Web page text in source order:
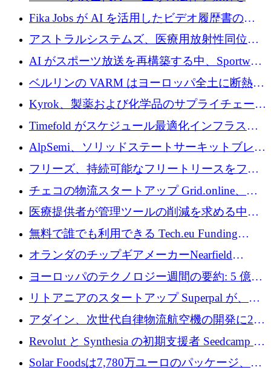
化するために 1,300 万ユーロを調達
Fika Jobs が AI を活用したビデオ履歴書のた
めに 400 万ドルを調達
アストラルシステムズ、医療用放射性同位元
素の世界的な不足に対処するために2,300万ポ
ンドを調達
AI がスポーツ放送を再構築する中、Sportway
が 2,000 万ユーロを調達
ベルリンの VARM はヨーロッパ全土に断熱材
を拡張するために 1,750 万ユーロを投資
Kyrok、製薬および化学品のサプライチェーン
に AI を導入するために 310 万ユーロを確保
Timefold がスケジュール最適化インフラスト
ラクチャを拡張するためにシリーズ A で
1,300 万ドルを調達
AlpSemi、ソリッドステートサーキットブレー
カー技術の進歩のために1,700万ユーロを調達
フリーズ、持続可能なフリートリースをフラ
ンス全土に拡大するために1,300万ユーロを確
保
チェコの物流スタートアップ Grid.online、配
送量が 1 年で 10 倍に増加し、400 万ユーロの
利益を獲得
医療提供者が管理ツールの削減を求める中、
a16z が Prosper AI を 3,000 万ドルで支援
無料で誰でも利用できる Tech.eu Funding
Explorer のご紹介
オランダのチップギアメーカーNearfield
Instrumentsが3億8,000万ドルを調達
ヨーロッパのテクノロジー週間の要約: 5 億
8,500 万ユーロを超える 60 以上のテクノロジ
リトアニアのスタートアップ Superpal が、
Slack 内に構築された AI コワーカー プラット
フォームのために 50 万ユーロを調達
アダイン、次世代自律物流航空機の開発に250
万ユーロを確保
Revolut と Synthesia の初期支援者 Seedcamp が
3 億 2,000 万ドルを調達、米国に投資
Solar Foodsは7,780万ユーロのパッケージ、5